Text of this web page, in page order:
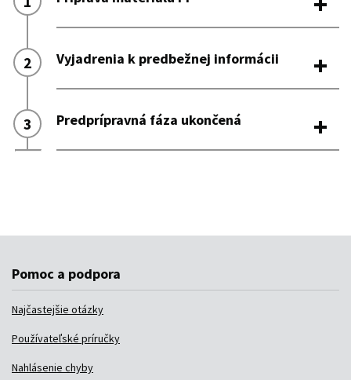
Pomoc a podpora
Najčastejšie otázky
Používateľské príručky
Nahlásenie chyby